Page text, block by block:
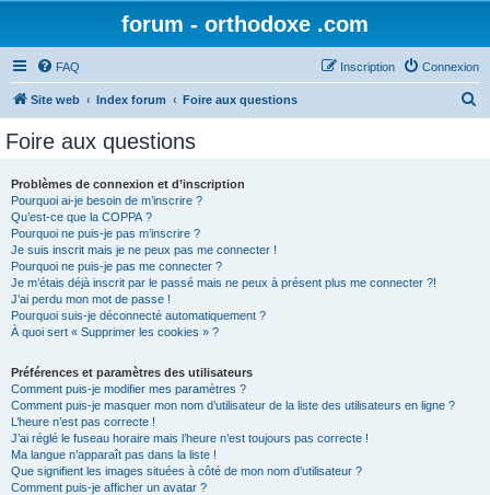
forum - orthodoxe .com
FAQ Connexion
Inscription
Site web Index forum Foire aux questions
Foire aux questions
Problèmes de connexion et d’inscription
Pourquoi ai-je besoin de m’inscrire ?
Qu’est-ce que la COPPA ?
Pourquoi ne puis-je pas m’inscrire ?
Je suis inscrit mais je ne peux pas me connecter !
Pourquoi ne puis-je pas me connecter ?
Je m’étais déjà inscrit par le passé mais ne peux à présent plus me connecter ?!
J’ai perdu mon mot de passe !
Pourquoi suis-je déconnecté automatiquement ?
À quoi sert « Supprimer les cookies » ?
Préférences et paramètres des utilisateurs
Comment puis-je modifier mes paramètres ?
Comment puis-je masquer mon nom d’utilisateur de la liste des utilisateurs en ligne ?
L’heure n’est pas correcte !
J’ai réglé le fuseau horaire mais l’heure n’est toujours pas correcte !
Ma langue n’apparaît pas dans la liste !
Que signifient les images situées à côté de mon nom d’utilisateur ?
Comment puis-je afficher un avatar ?